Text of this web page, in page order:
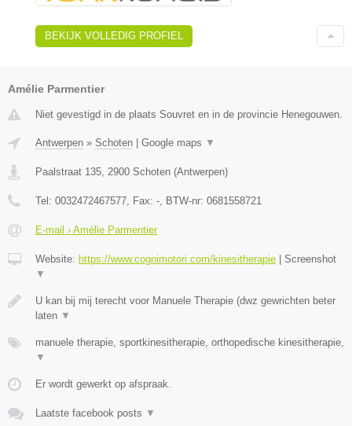
BEKIJK VOLLEDIG PROFIEL
Amélie Parmentier
Niet gevestigd in de plaats Souvret en in de provincie Henegouwen.
Antwerpen » Schoten Google maps ▼
Paalstraat 135 2900 Schoten (Antwerpen)
Tel: 0032472467577 , Fax: - , BTW-nr: 0681558721
E-mail › Amélie Parmentier
Website: https://www.cognimotori.com/kinesitherapie
Screenshot
▼
U kan bij mij terecht voor Manuele Therapie (dwz gewrichten beter
laten ▼
manuele therapie, sportkinesitherapie, orthopedische kinesitherapie,
▼
Er wordt gewerkt op afspraak.
Laatste facebook posts ▼